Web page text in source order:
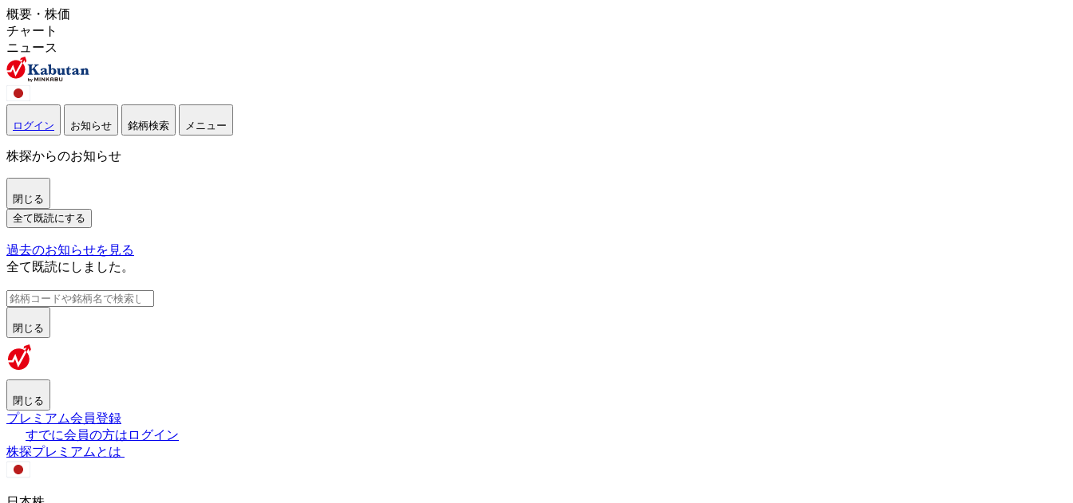
概要・株価
チャート
ニュース
ログイン お知らせ 銘柄検索 メニュー
株探からのお知らせ
閉じる
全て既読にする
過去のお知らせを見る
全て既読にしました。
閉じる
閉じる
プレミアム会員登録
すでに会員の方はログイン
株探プレミアムとは